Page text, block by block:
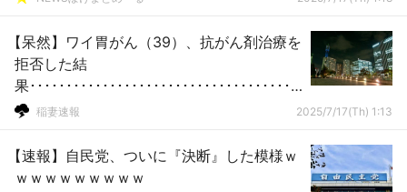
【呆然】ワイ胃がん（39）、抗がん剤治療を
拒否した結
果･････････････････････････････････････
････････････････････
稲妻速報 2025/7/17(Th) 1:13
【速報】自民党、ついに『決断』した模様ｗ
ｗｗｗｗｗｗｗｗｗ